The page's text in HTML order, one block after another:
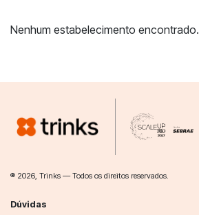
Nenhum estabelecimento encontrado.
® 2026, Trinks — Todos os direitos reservados.
Dúvidas